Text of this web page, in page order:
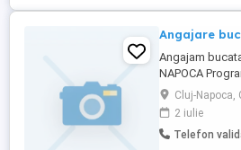
La Casa -multe
Angajare
Angajam
NAPOCA
Cluj-Napoca,
2 iulie
Telefon